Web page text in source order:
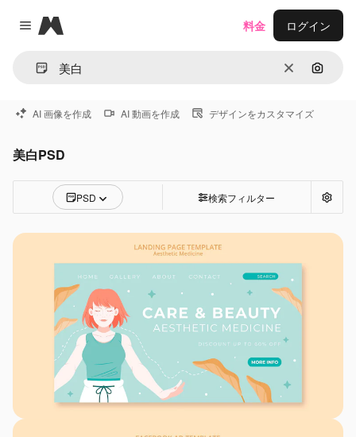
Close menu
Magnific
消去 画像で
料金 ログイン
AI 画像を作成 AI 動画を作成 デザインをカスタマイズ
美白PSD
PSD 検索フィルター